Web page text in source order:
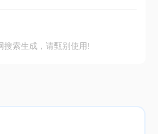
搜索生成，请甄别使用!